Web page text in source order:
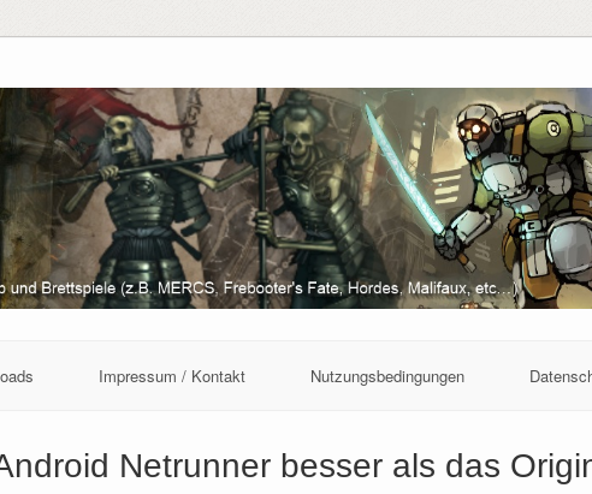
Impressum / Kontakt Nutzungsbedingungen
Netrunner besser als das